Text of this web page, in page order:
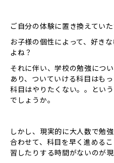
ご自分の体験に置き換えてい
お子様の個性によって、好き
よね？
それに伴い、学校の勉強につ
あり、ついていける科目はも
科目はやりたくない。。とい
でしょうか。
しかし、現実的に大人数で勉
合わせて、科目を早く進める
習したりする時間がないのが現